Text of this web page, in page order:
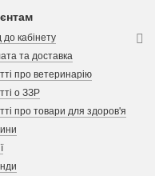
до кабінету
та доставка
про ветеринарію
о ЗЗР
про товари для здоров'я